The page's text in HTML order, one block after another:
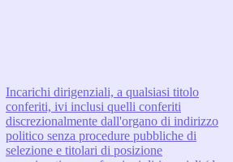
Incarichi dirigenziali, a qualsiasi titolo
conferiti, ivi inclusi quelli conferiti
discrezionalmente dall'organo di indirizzo
politico senza procedure pubbliche di
selezione e titolari di posizione